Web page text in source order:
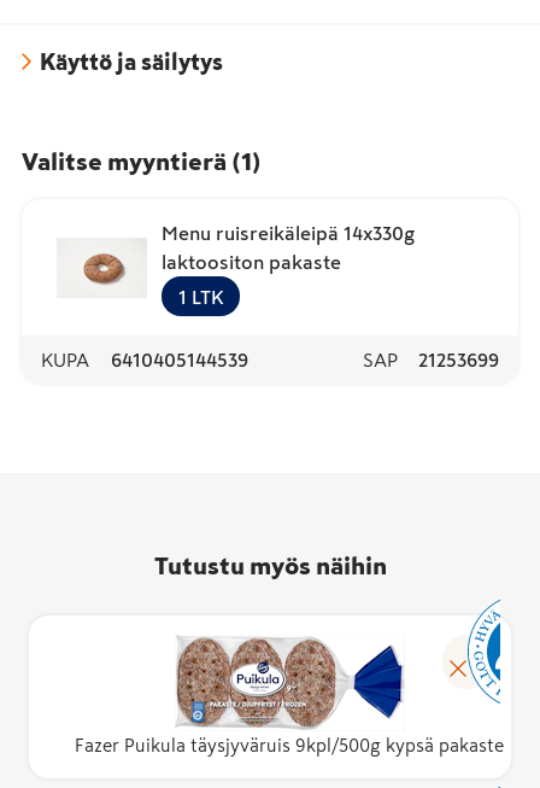
Käyttö ja säilytys
Valitse myyntierä (1 )
Menu ruisreikäleipä 14x330g
laktoositon pakaste
1 LTK
KUPA 6410405144539 SAP 21253699
Tutustu myös näihin
Fazer Puikula täysjyväruis 9kpl/500g kypsä pakaste